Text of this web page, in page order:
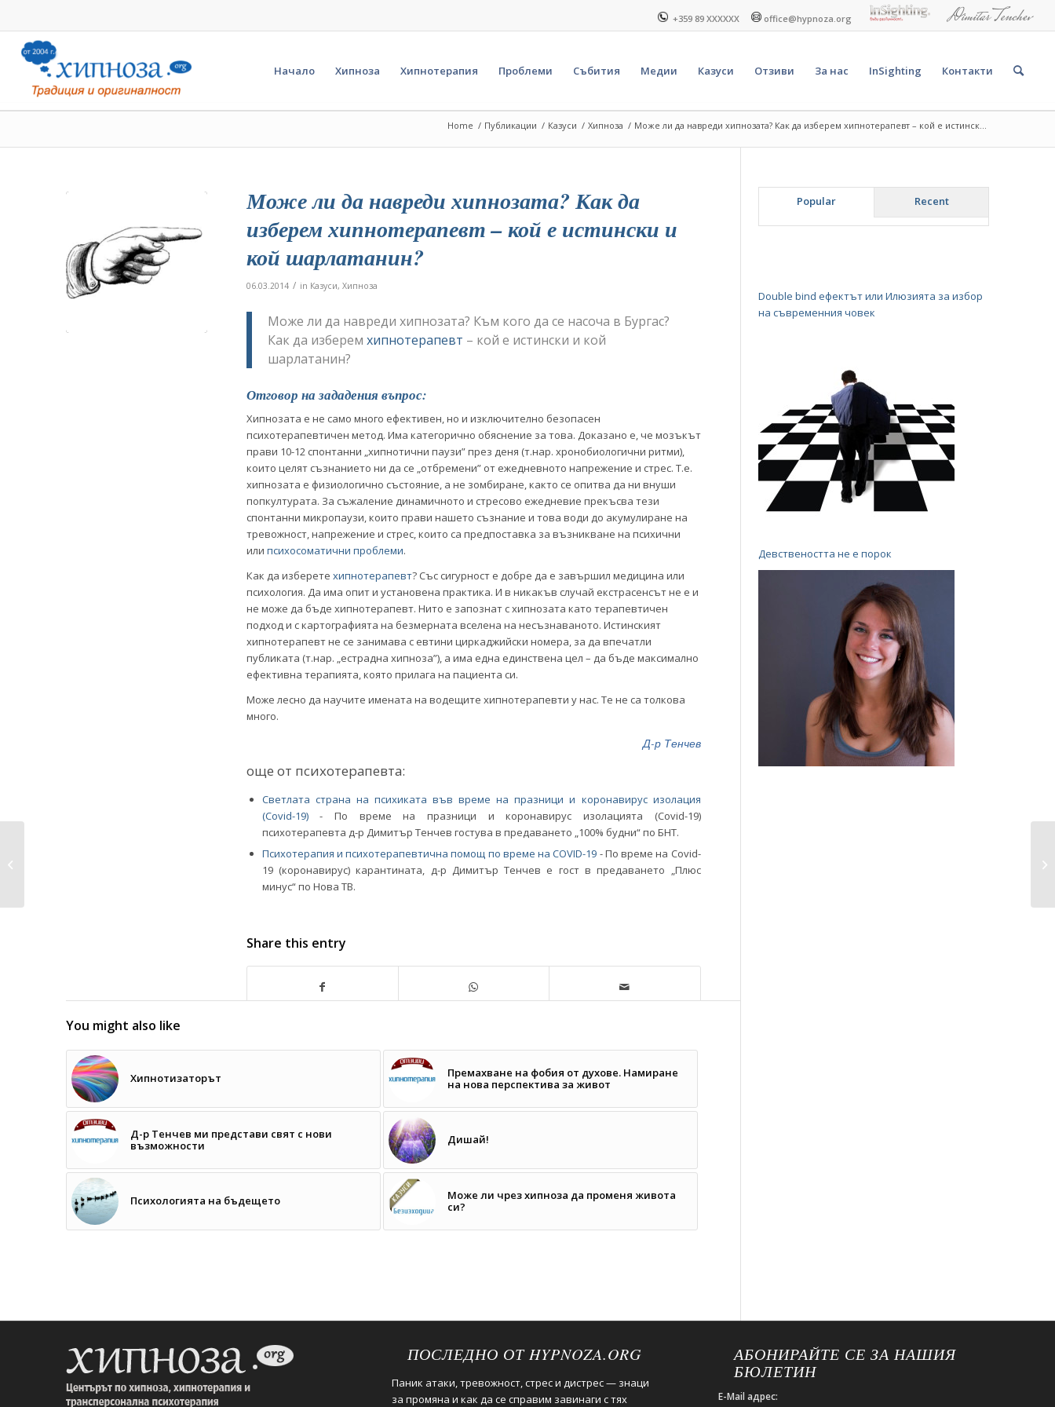
+359 89 XXXXXX office@hypnoza.org
Начало Хипноза Хипнотерапия Проблеми Събития Медии Казуси Отзиви За нас InSighting Контакти
Home / Публикации / Казуси / Хипноза / Може ли да навреди хипнозата? Как да изберем хипнотерапевт – кой е истинск...
Може ли да навреди хипнозата? Как да
изберем хипнотерапевт – кой е истински и
кой шарлатанин?
06.03.2014 / in Казуси, Хипноза
Може ли да навреди хипнозата? Към кого да се насоча в Бургас?
Как да изберем хипнотерапевт – кой е истински и кой
шарлатанин?
Отговор на зададения въпрос:
Хипнозата е не само много ефективен, но и изключително безопасен
психотерапевтичен метод. Има категорично обяснение за това. Доказано е, че мозъкът
прави 10-12 спонтанни „хипнотични паузи” през деня (т.нар. хронобиологични ритми),
които целят съзнанието ни да се „отбремени” от ежедневното напрежение и стрес. Т.е.
хипнозата е физиологично състояние, а не зомбиране, както се опитва да ни внуши
попкултурата. За съжаление динамичното и стресово ежедневие прекъсва тези
спонтанни микропаузи, които прави нашето съзнание и това води до aкумулиране на
тревожност, напрежение и стрес, които са предпоставка за възникване на психични
или психосоматични проблеми.
Как да изберете хипнотерапевт? Със сигурност е добре да е завършил медицина или
психология. Да има опит и установена практика. И в никакъв случай екстрасенсът не е и
не може да бъде хипнотерапевт. Нито е запознат с хипнозата като терапевтичен
подход и с картографията на безмерната вселена на несъзнаваното. Истинският
хипнотерапевт не се занимава с евтини циркаджийски номера, за да впечатли
публиката (т.нар. „естрадна хипноза”), а има една единствена цел – да бъде максимално
ефективна терапията, която прилага на пациента си.
Може лесно да научите имената на водещите хипнотерапевти у нас. Те не са толкова
много.
Д-р Тенчев
още от психотерапевта:
Светлата страна на психиката във време на празници и коронавирус изолация
(Covid-19)
-
По време на празници и коронавирус изолацията (Covid-19)
психотерапевта д-р Димитър Тенчев гостува в предаването „100% будни“ по БНТ.
Психотерапия и психотерапевтична помощ по време на COVID-19 -По време на Covid-
19 (коронавирус) карантината, д-р Димитър Тенчев е гост в предаването „Плюс
минус“ по Нова ТВ.
Share this entry
You might also like
Хипнотизаторът
Премахване на фобия от духове. Намиране
на нова перспектива за живот
Д-р Тенчев ми представи свят с нови
възможности
Дишай!
Психологията на бъдещето
Може ли чрез хипноза да променя живота
си?
Popular Recent
Double bind ефектът или Илюзията за избор
на съвременния човек
Девствеността не е порок
ПОСЛЕДНО ОТ HYPNOZA.ORG
Паник атаки, тревожност, стрес и дистрес — знаци
за промяна и как да се справим завинаги с тях
АБОНИРАЙТЕ СЕ ЗА НАШИЯ
БЮЛЕТИН
E-Mail адрес: